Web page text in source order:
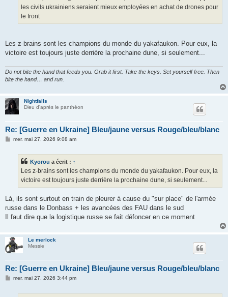
les civils ukrainiens seraient mieux employées en achat de drones pour
le front
Les z-brains sont les champions du monde du yakafaukon. Pour eux, la
victoire est toujours juste derrière la prochaine dune, si seulement...
Do not bite the hand that feeds you. Grab it first. Take the keys. Set yourself free. Then
bite the hand… and run.
Nightfalls
Dieu d'après le panthéon
Re: [Guerre en Ukraine] Bleu/jaune versus Rouge/bleu/blanc
Mmer. mai 27, 2026 9:08 am
Kyorou a écrit : ↑
Les z-brains sont les champions du monde du yakafaukon. Pour eux, la
victoire est toujours juste derrière la prochaine dune, si seulement...
Là, ils sont surtout en train de pleurer à cause du "sur place" de l'armée
russe dans le Donbass + les avancées des FAU dans le sud
Il faut dire que la logistique russe se fait défoncer en ce moment
Le merlock
Messie
Re: [Guerre en Ukraine] Bleu/jaune versus Rouge/bleu/blanc
Mmer. mai 27, 2026 3:44 pm